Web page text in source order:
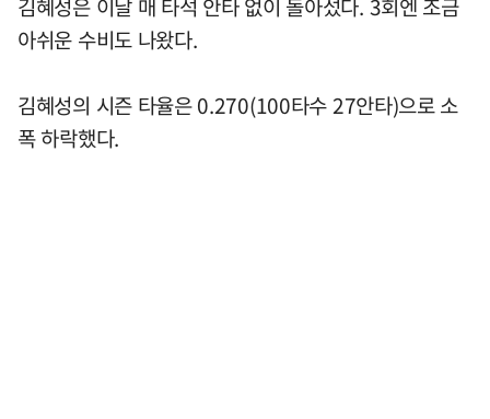
김혜성은 이날 매 타석 안타 없이 돌아섰다. 3회엔 조금
아쉬운 수비도 나왔다.
김혜성의 시즌 타율은 0.270(100타수 27안타)으로 소
폭 하락했다.